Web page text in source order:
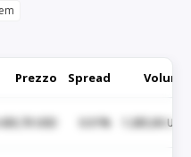
Prezzo Spread Volume
USD 0.01% 1.285,06 USD